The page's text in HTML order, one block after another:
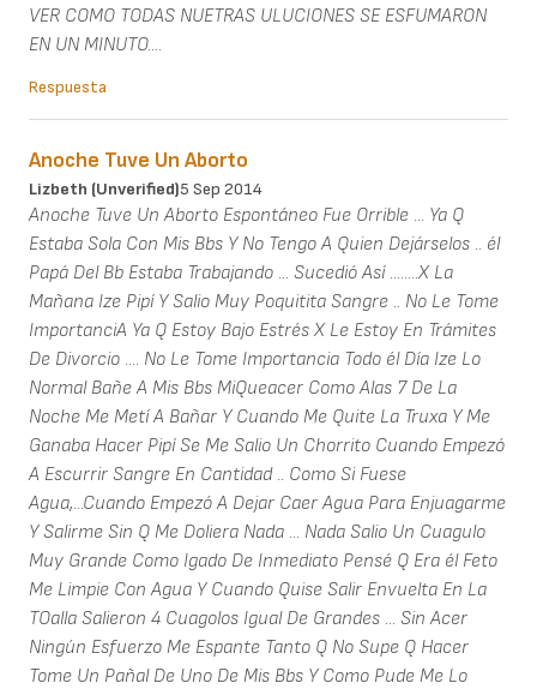
VER COMO TODAS NUETRAS ULUCIONES SE ESFUMARON
EN UN MINUTO....
Respuesta
Anoche Tuve Un Aborto
Lizbeth (unverified)5 Sep 2014
Anoche Tuve Un Aborto Espontáneo Fue Orrible ... Ya Q
Estaba Sola Con Mis Bbs Y No Tengo A Quien Dejárselos .. él
Papá Del Bb Estaba Trabajando ... Sucedió Así ........X La
Mañana Ize Pipí Y Salio Muy Poquitita Sangre .. No Le Tome
ImportanciA Ya Q Estoy Bajo Estrés X Le Estoy En Trámites
De Divorcio .... No Le Tome Importancia Todo él Día Ize Lo
Normal Bañe A Mis Bbs MiQueacer Como Alas 7 De La
Noche Me Metí A Bañar Y Cuando Me Quite La Truxa Y Me
Ganaba Hacer Pipí Se Me Salio Un Chorrito Cuando Empezó
A Escurrir Sangre En Cantidad .. Como Si Fuese
Agua,...Cuando Empezó A Dejar Caer Agua Para Enjuagarme
Y Salirme Sin Q Me Doliera Nada ... Nada Salio Un Cuagulo
Muy Grande Como Igado De Inmediato Pensé Q Era él Feto
Me Limpie Con Agua Y Cuando Quise Salir Envuelta En La
TOalla Salieron 4 Cuagolos Igual De Grandes ... Sin Acer
Ningún Esfuerzo Me Espante Tanto Q No Supe Q Hacer
Tome Un Pañal De Uno De Mis Bbs Y Como Pude Me Lo